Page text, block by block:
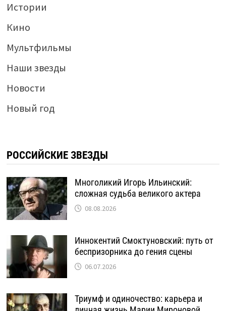
Истории
Кино
Мультфильмы
Наши звезды
Новости
Новый год
РОССИЙСКИЕ ЗВЕЗДЫ
Многоликий Игорь Ильинский:
сложная судьба великого актера
08.08.2026
Иннокентий Смоктуновский: путь от
беспризорника до гения сцены
06.07.2026
Триумф и одиночество: карьера и